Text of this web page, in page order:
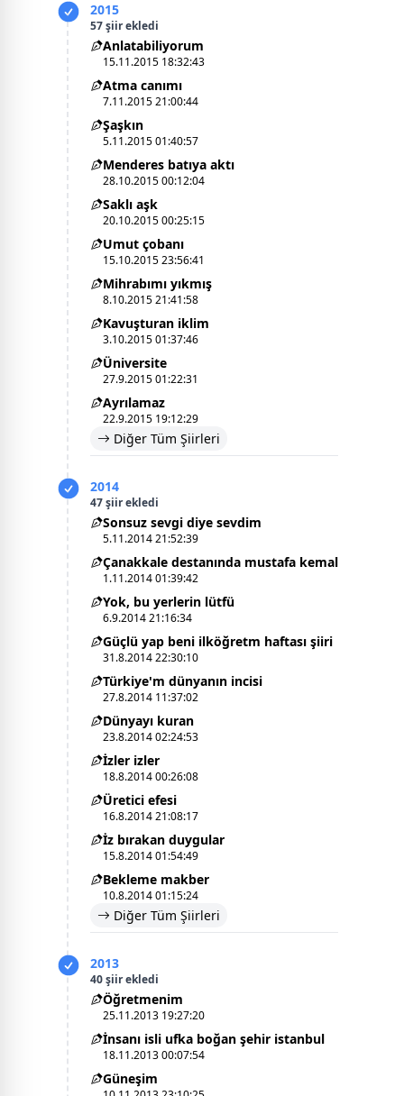
2015
57 şiir ekledi
Anlatabiliyorum
15.11.2015 18:32:43
Atma canımı
7.11.2015 21:00:44
Şaşkın
5.11.2015 01:40:57
Menderes batıya aktı
28.10.2015 00:12:04
Saklı aşk
20.10.2015 00:25:15
Umut çobanı
15.10.2015 23:56:41
Mihrabımı yıkmış
8.10.2015 21:41:58
Kavuşturan iklim
3.10.2015 01:37:46
Üniversite
27.9.2015 01:22:31
Ayrılamaz
22.9.2015 19:12:29
Diğer Tüm Şiirleri
2014
47 şiir ekledi
Sonsuz sevgi diye sevdim
5.11.2014 21:52:39
Çanakkale destanında mustafa kemal
1.11.2014 01:39:42
Yok, bu yerlerin lütfü
6.9.2014 21:16:34
Güçlü yap beni ilköğretm haftası şiiri
31.8.2014 22:30:10
Türkiye'm dünyanın incisi
27.8.2014 11:37:02
Dünyayı kuran
23.8.2014 02:24:53
İzler izler
18.8.2014 00:26:08
Üretici efesi
16.8.2014 21:08:17
İz bırakan duygular
15.8.2014 01:54:49
Bekleme makber
10.8.2014 01:15:24
Diğer Tüm Şiirleri
2013
40 şiir ekledi
Öğretmenim
25.11.2013 19:27:20
İnsanı isli ufka boğan şehir istanbul
18.11.2013 00:07:54
Güneşim